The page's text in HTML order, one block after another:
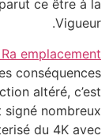
ce être à la
Vigueur.
emplacement
conséquences
altéré, c’est
nombreux
du 4K avec